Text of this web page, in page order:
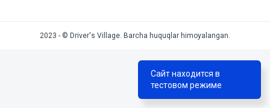
Сайт находится в
тестовом режиме
2023 - © Driver's Village. Barcha huquqlar himoyalangan.